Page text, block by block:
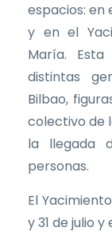
espacios: en
y en el
María.
distintas
Bilbao,
colectivo de
la llegada
personas.
El
y 31 de julio